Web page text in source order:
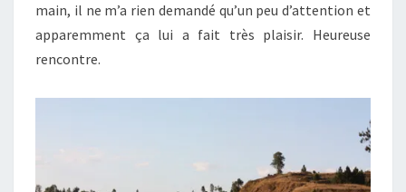
main, il ne m’a rien demandé qu’un peu d’attention et
apparemment ça lui a fait très plaisir. Heureuse
rencontre.